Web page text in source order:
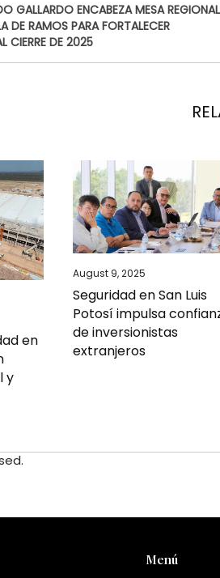
GALLARDO ENCABEZA MESA REGIONAL
DE RAMOS PARA FORTALECER
CIERRE DE 2025
en
y
August 9, 2025
Seguridad en San Luis
Potosí impulsa
de inversionistas
extranjeros
Menú